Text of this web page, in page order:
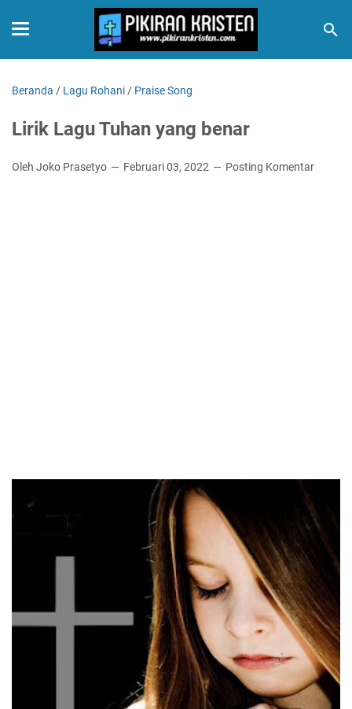
Beranda / Lagu Rohani / Praise Song
Lirik Lagu Tuhan yang benar
Oleh Joko Prasetyo Februari 03, 2022 Posting Komentar